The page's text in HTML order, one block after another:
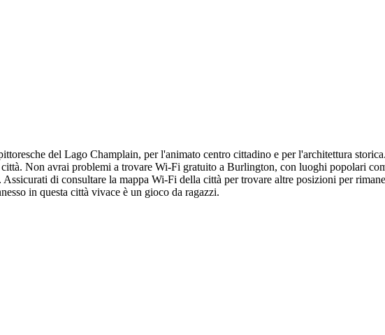
del Lago Champlain, per l'animato centro cittadino e per l'architettura
città. Non avrai problemi a trovare Wi-Fi gratuito a Burlington, con luoghi popolari
di consultare la mappa Wi-Fi della città per trovare altre posizioni per
in questa città vivace è un gioco da ragazzi.